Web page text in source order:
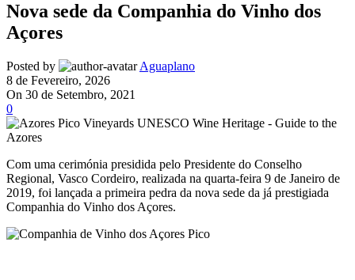
Nova sede da Companhia do Vinho dos
Açores
Posted by
Aguaplano
8 de Fevereiro, 2026
On 30 de Setembro, 2021
0
Com uma cerimónia presidida pelo Presidente do Conselho
Regional, Vasco Cordeiro, realizada na quarta-feira 9 de Janeiro de
2019, foi lançada a primeira pedra da nova sede da já prestigiada
Companhia do Vinho dos Açores.